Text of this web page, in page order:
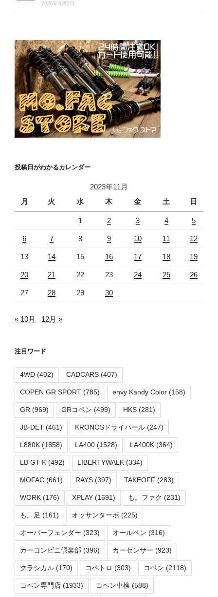
2026年8月2日
投稿日がわかるカレンダー
2023年11月
月
火 水 木 金 土 日
1 2 3 4 5
6 7 8 9 10 11 12
13 14 15 16 17 18 19
20 21 22 23 24 25 26
27 28 29 30
« 10月 12月 »
注目ワード
4WD (402) CADCARS (407)
COPEN GR SPORT (785) envy Kandy Color (158)
GR (969) GRコペン (499) HKS (281)
JB-DET (461) KRONOSドライパール (247)
L880K (1858) LA400 (1528) LA400K (364)
LB GT-K (492) LIBERTYWALK (334)
MOFAC (661) RAYS (397) TAKEOFF (283)
WORK (176) XPLAY (1691) も。ファク (231)
も。足 (161) オッサンターボ (225)
オーバーフェンダー (323) オールペン (316)
カーコンビニ倶楽部 (396) カーセンサー (923)
クラシカル (170) コペトロ (303) コペン (2118)
コペン専門店 (1933) コペン車検 (588)